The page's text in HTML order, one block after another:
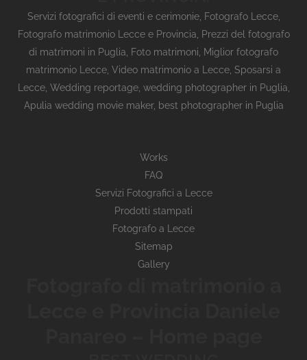
Servizi fotografici di eventi e cerimonie, Fotografo Lecce,
Fotografo matrimonio Lecce e Provincia
Prezzi del fotografo
di matrimoni in Puglia
Foto matrimoni
Miglior fotografo
matrimonio Lecce Video matrimonio a Lecce Sposarsi a
Lecce, Wedding reportage, wedding photographer in Puglia,
Apulia wedding movie maker, best photographer in Puglia
Works
FAQ
Servizi Fotografici a Lecce
Prodotti stampati
Fotografo a Lecce
Sitemap
Gallery